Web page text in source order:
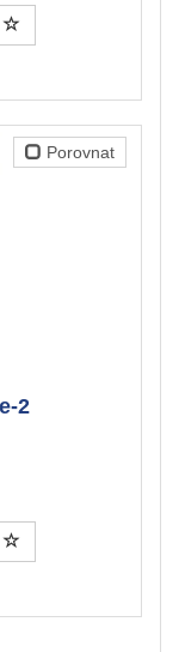
Porovnat
2